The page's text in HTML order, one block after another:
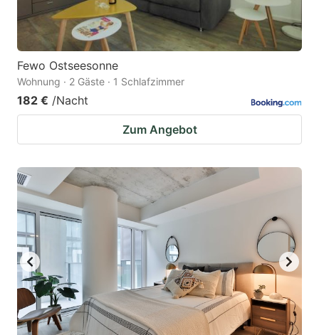
Fewo Ostseesonne
Wohnung · 2 Gäste · 1 Schlafzimmer
182 € /Nacht
Zum Angebot